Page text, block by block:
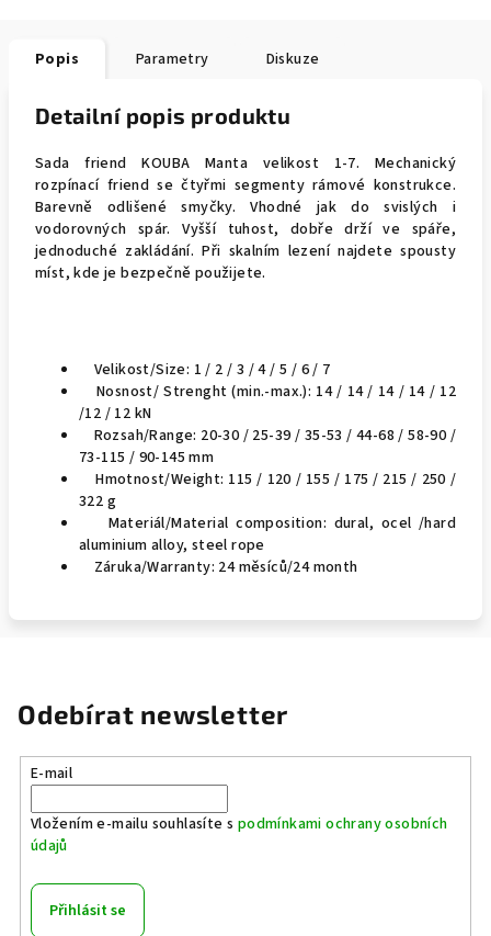
Popis Parametry Diskuze
Detailní popis produktu
Sada friend KOUBA Manta velikost 1-7. Mechanický
rozpínací friend se čtyřmi segmenty rámové konstrukce.
Barevně odlišené smyčky. Vhodné jak do svislých i
vodorovných spár. Vyšší tuhost, dobře drží ve spáře,
jednoduché zakládání. Při skalním lezení najdete spousty
míst, kde je bezpečně použijete.
Velikost/Size: 1 / 2 / 3 / 4 / 5 / 6 / 7
Nosnost/ Strenght (min.-max.): 14 / 14 / 14 / 14 / 12
/12 / 12 kN
Rozsah/Range: 20-30 / 25-39 / 35-53 / 44-68 / 58-90 /
73-115 / 90-145 mm
Hmotnost/Weight: 115 / 120 / 155 / 175 / 215 / 250 /
322 g
Materiál/Material composition: dural, ocel /hard
aluminium alloy, steel rope
Záruka/Warranty: 24 měsíců/24 month
Odebírat newsletter
E-mail
Vložením e-mailu souhlasíte s podmínkami ochrany osobních
údajů
Přihlásit se